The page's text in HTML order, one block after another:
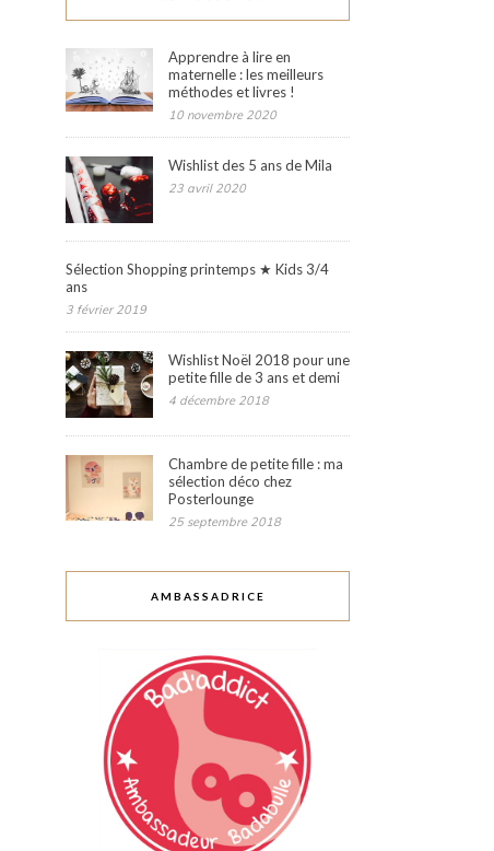
Apprendre à lire en
maternelle : les meilleurs
méthodes et livres !
10 novembre 2020
Wishlist des 5 ans de Mila
23 avril 2020
Sélection Shopping printemps ★ Kids 3/4
ans
3 février 2019
Wishlist Noël 2018 pour une
petite fille de 3 ans et demi
4 décembre 2018
Chambre de petite fille : ma
sélection déco chez
Posterlounge
25 septembre 2018
AMBASSADRICE